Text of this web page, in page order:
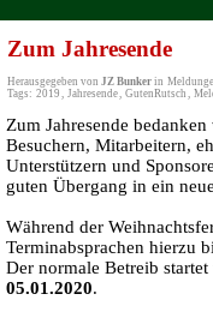
Zum Jahresende
Herausgegeben von JZ Bunker in
Tags: 2019 , Jahresende, GutenRutsch ,
Zum Jahresende
Besuchern, Mitarbeitern,
Unterstützern und
guten Übergang in ein
Während der
Terminabsprachen hierzu
Der normale Betreib
05.01.2020.